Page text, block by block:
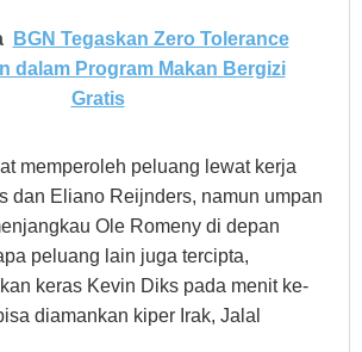
BGN Tegaskan Zero Tolerance
dalam Program Makan Bergizi
Gratis
memperoleh peluang lewat kerja
dan Eliano Reijnders, namun umpan
Ole Romeny di depan
peluang lain juga tercipta,
keras Kevin Diks pada menit ke-
diamankan kiper Irak, Jalal